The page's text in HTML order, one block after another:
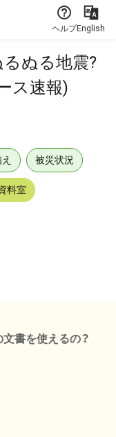
ヘルプEnglish
ぬる地震?
ス速報)
被災状況
料室
書を使えるの？